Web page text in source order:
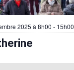
2025 à 8h00 - 15h00